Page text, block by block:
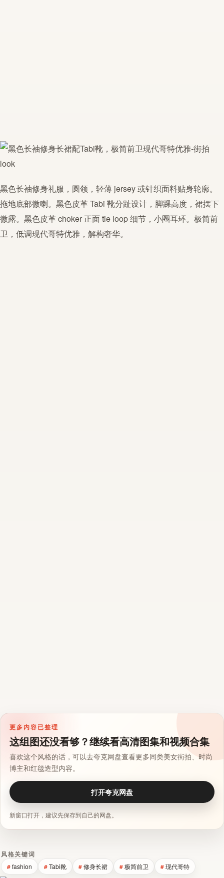
黑色长袖修身礼服，圆领，轻薄 jersey 或针织面料贴身轮廓。
拖地底部微喇。黑色皮革 Tabi 靴分趾设计，脚踝高度，裙摆下
微露。黑色皮革 choker 正面 tie loop 细节，小圈耳环。 极简前
卫 ，低调现代哥特优雅，解构奢华。
更多内容已整理
这组图还没看够？继续看高清图集和视频合集
喜欢这个风格的话，可以去夸克网盘查看更多同类美女街拍、时尚
博主和红毯造型内容。
打开夸克网盘
新窗口打开，建议先保存到自己的网盘。
风格关键词
fashion Tabi靴 修身长裙 极简前卫 现代哥特